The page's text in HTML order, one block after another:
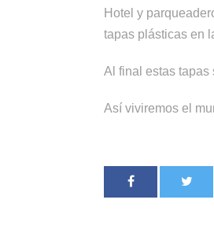
Hotel y
tapas plásticas en
Al final estas tapas
Así viviremos el